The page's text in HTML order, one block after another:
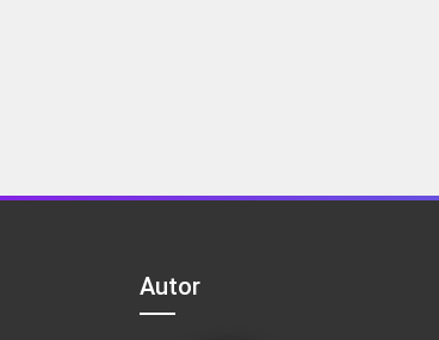
Autor